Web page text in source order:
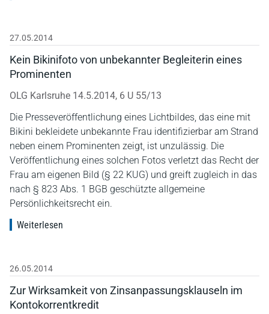
27.05.2014
Kein Bikinifoto von unbekannter Begleiterin eines
Prominenten
OLG Karlsruhe 14.5.2014, 6 U 55/13
Die Presseveröffentlichung eines Lichtbildes, das eine mit
Bikini bekleidete unbekannte Frau identifizierbar am Strand
neben einem Prominenten zeigt, ist unzulässig. Die
Veröffentlichung eines solchen Fotos verletzt das Recht der
Frau am eigenen Bild (§ 22 KUG) und greift zugleich in das
nach § 823 Abs. 1 BGB geschützte allgemeine
Persönlichkeitsrecht ein.
Weiterlesen
26.05.2014
Zur Wirksamkeit von Zinsanpassungsklauseln im
Kontokorrentkredit